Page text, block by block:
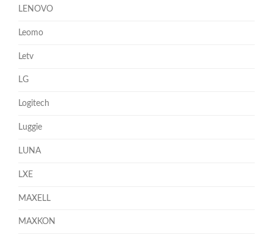
LENOVO
Leomo
Letv
LG
Logitech
Luggie
LUNA
LXE
MAXELL
MAXKON